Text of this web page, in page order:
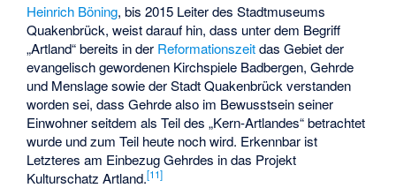
Heinrich Böning, bis 2015 Leiter des Stadtmuseums
Quakenbrück, weist darauf hin, dass unter dem Begriff
„Artland“ bereits in der Reformationszeitdas Gebiet der
evangelisch gewordenen Kirchspiele Badbergen, Gehrde
und Menslage sowie der Stadt Quakenbrück verstanden
worden sei, dass Gehrde also im Bewusstsein seiner
Einwohner seitdem als Teil des „Kern-Artlandes“ betrachtet
wurde und zum Teil heute noch wird. Erkennbar ist
Letzteres am Einbezug Gehrdes in das Projekt
Kulturschatz Artland.[11]